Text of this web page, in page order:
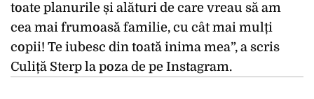
toate planurile și alături de care vreau să am
cea mai frumoasă familie, cu cât mai mulți
copii! Te iubesc din toată inima mea”, a scris
Culiță Sterp la poza de pe Instagram.